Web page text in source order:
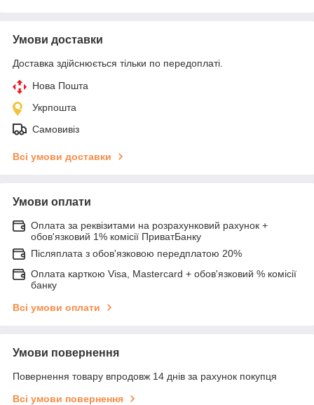
Умови доставки
Доставка здійснюється тільки по передоплаті.
Нова Пошта
Укрпошта
Самовивіз
Всі умови доставки
Умови оплати
Оплата за реквізитами на розрахунковий рахунок +
обов'язковий 1% комісії ПриватБанку
Післяплата з обов'язковою передплатою 20%
Оплата карткою Visa, Mastercard + обов'язковий % комісії
банку
Всі умови оплати
Умови повернення
Повернення товару впродовж 14 днів за рахунок покупця
Всі умови повернення